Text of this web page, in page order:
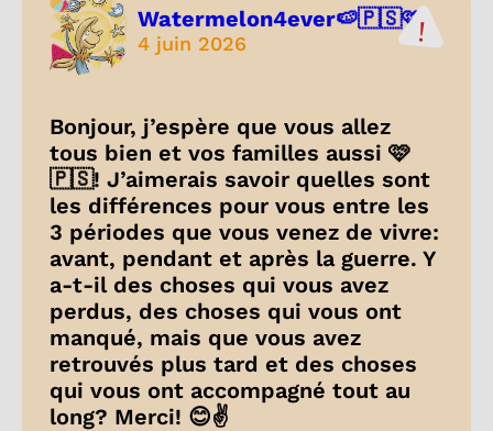
Watermelon4ever🍉🇵🇸🩷
4 juin 2026
Bonjour, j’espère que vous allez
tous bien et vos familles aussi 🩷
🇵🇸! J’aimerais savoir quelles sont
les différences pour vous entre les
3 périodes que vous venez de vivre:
avant, pendant et après la guerre. Y
a-t-il des choses qui vous avez
perdus, des choses qui vous ont
manqué, mais que vous avez
retrouvés plus tard et des choses
qui vous ont accompagné tout au
long? Merci! 😊✌️